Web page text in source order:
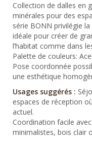
Collection de dalles en
minérales pour des
série BONN privilégie
idéale pour créer de
l’habitat comme dans
Palette de couleurs:
Pose coordonnée
une esthétique
Usages suggérés :
espaces de réception
actuel.
Coordination facile
minimalistes, bois clair